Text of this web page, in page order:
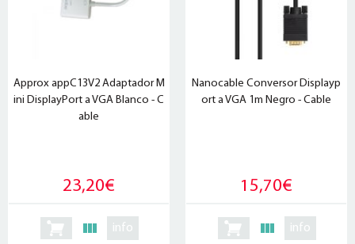
Approx appC13V2 Adaptador M
ini DisplayPort a VGA Blanco - C
able
23,20€
info
Nanocable Conversor Displayp
ort a VGA 1m Negro - Cable
15,70€
info